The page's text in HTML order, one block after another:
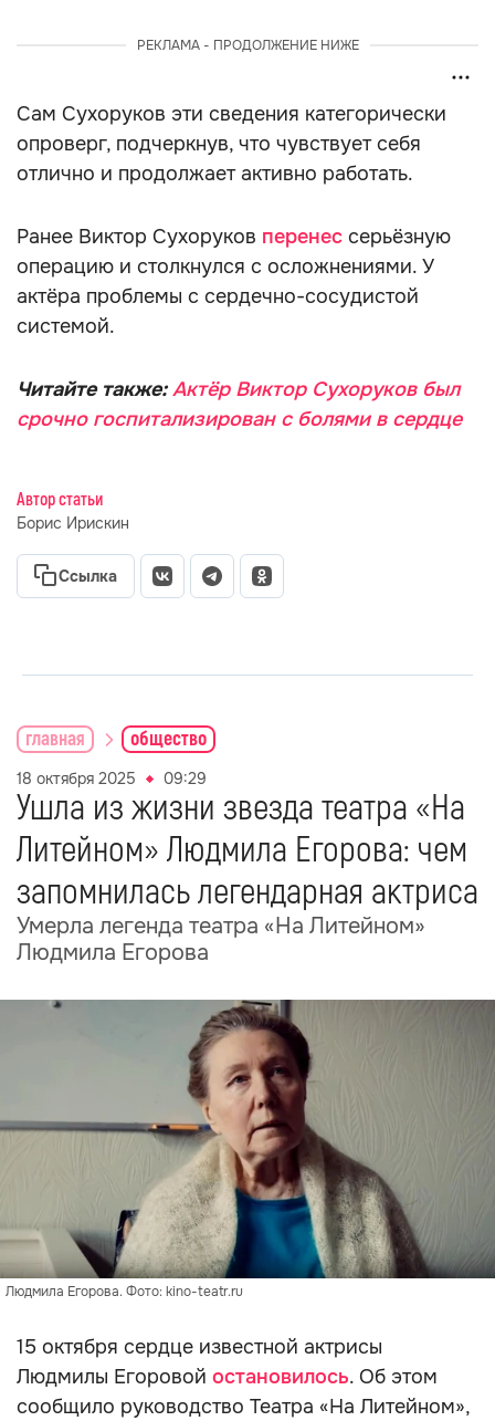
РЕКЛАМА - ПРОДОЛЖЕНИЕ НИЖЕ
Сам Сухоруков эти сведения категорически
опроверг, подчеркнув, что чувствует себя
отлично и продолжает активно работать.
Ранее Виктор Сухоруков перенес серьёзную
операцию и столкнулся с осложнениями. У
актёра проблемы с сердечно-сосудистой
системой.
Читайте также:Актёр Виктор Сухоруков был
срочно госпитализирован с болями в сердце
Автор статьи
Борис Ирискин
Ссылка
главная общество
18 октября 2025 09:29
Ушла из жизни звезда театра «На
Литейном» Людмила Егорова: чем
запомнилась легендарная актриса
Умерла легенда театра «На Литейном»
Людмила Егорова
Людмила Егорова. Фото: kino-teatr.ru
15 октября сердце известной актрисы
Людмилы Егоровой остановилось. Об этом
сообщило руководство Театра «На Литейном»,